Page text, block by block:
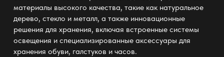
материалы высокого качества, такие как натуральное
дерево, стекло и металл, а также инновационные
решения для хранения, включая встроенные системы
освещения и специализированные аксессуары для
хранения обуви, галстуков и часов.